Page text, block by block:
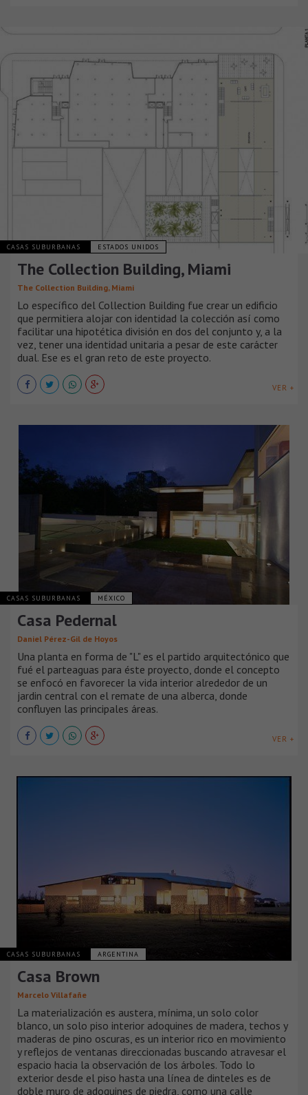
CASAS SUBURBANAS ESTADOS UNIDOS
The Collection Building, Miami
The Collection Building, Miami
Lo específico del Collection Building fue crear un edificio
que permitiera alojar con identidad la colección así como
facilitar una hipotética división en dos del conjunto y, a la
vez, tener una identidad unitaria a pesar de este carácter
dual. Ese es el gran reto de este proyecto.
VER +
CASAS SUBURBANAS MÉXICO
Casa Pedernal
Daniel Pérez-Gil de Hoyos
Una planta en forma de "L" es el partido arquitectónico que
fué el parteaguas para éste proyecto, donde el concepto
se enfocó en favorecer la vida interior alrededor de un
jardin central con el remate de una alberca, donde
confluyen las principales áreas.
VER +
CASAS SUBURBANAS ARGENTINA
Casa Brown
Marcelo Villafañe
La materialización es austera, mínima, un solo color
blanco, un solo piso interior adoquines de madera, techos y
maderas de pino oscuras, es un interior rico en movimiento
y reflejos de ventanas direccionadas buscando atravesar el
espacio hacia la observación de los árboles. Todo lo
exterior desde el piso hasta una línea de dinteles es de
doble muro de adoquines de piedra, como una calle